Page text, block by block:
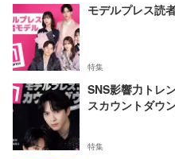
モデルプレス読
特集
SNS影響力トレ
スカウントダウン
特集